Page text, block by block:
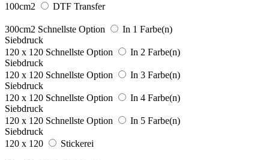
100cm2 DTF Transfer
300cm2 Schnellste Option
In 1 Farbe(n)
Siebdruck
120 x 120 Schnellste Option
In 2 Farbe(n)
Siebdruck
120 x 120 Schnellste Option
In 3 Farbe(n)
Siebdruck
120 x 120 Schnellste Option
In 4 Farbe(n)
Siebdruck
120 x 120 Schnellste Option
In 5 Farbe(n)
Siebdruck
120 x 120
Stickerei